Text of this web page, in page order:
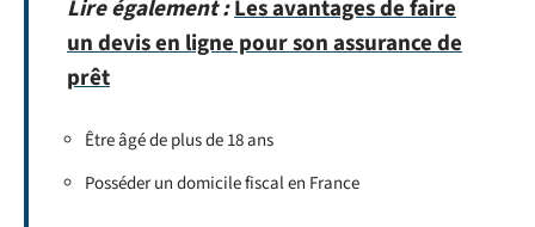
Lire également :Les avantages de faire
un devis en ligne pour son assurance de
prêt
Être âgé de plus de 18 ans
Posséder un domicile fiscal en France